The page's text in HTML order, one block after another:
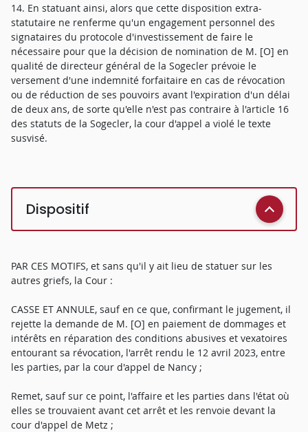
14. En statuant ainsi, alors que cette disposition extra-
statutaire ne renferme qu'un engagement personnel des
signataires du protocole d'investissement de faire le
nécessaire pour que la décision de nomination de M. [O] en
qualité de directeur général de la Sogecler prévoie le
versement d'une indemnité forfaitaire en cas de révocation
ou de réduction de ses pouvoirs avant l'expiration d'un délai
de deux ans, de sorte qu'elle n'est pas contraire à l'article 16
des statuts de la Sogecler, la cour d'appel a violé le texte
susvisé.
Dispositif
PAR CES MOTIFS, et sans qu'il y ait lieu de statuer sur les
autres griefs, la Cour :
CASSE ET ANNULE, sauf en ce que, confirmant le jugement, il
rejette la demande de M. [O] en paiement de dommages et
intérêts en réparation des conditions abusives et vexatoires
entourant sa révocation, l'arrêt rendu le 12 avril 2023, entre
les parties, par la cour d'appel de Nancy ;
Remet, sauf sur ce point, l'affaire et les parties dans l'état où
elles se trouvaient avant cet arrêt et les renvoie devant la
cour d'appel de Metz ;